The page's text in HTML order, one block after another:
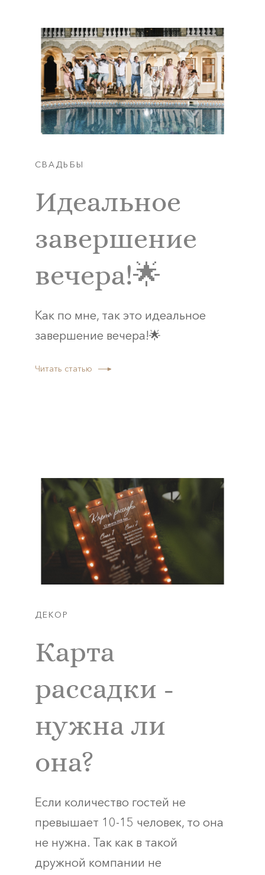
СВАДЬБЫ
Идеальное
завершение
вечера!🌟
Как по мне, так это идеальное
завершение вечера!🌟
Читать статью
ДЕКОР
Карта
рассадки -
нужна ли
она?
Если количество гостей не
превышает 10-15 человек, то она
не нужна. Так как в такой
дружной компании не